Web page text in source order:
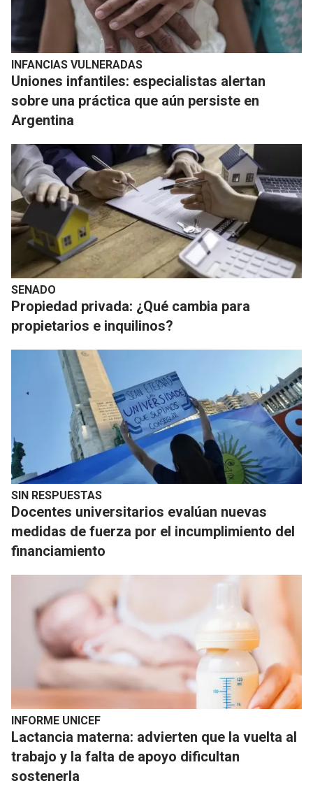
INFANCIAS VULNERADAS
Uniones infantiles: especialistas alertan
sobre una práctica que aún persiste en
Argentina
SENADO
Propiedad privada: ¿Qué cambia para
propietarios e inquilinos?
SIN RESPUESTAS
Docentes universitarios evalúan nuevas
medidas de fuerza por el incumplimiento del
financiamiento
INFORME UNICEF
Lactancia materna: advierten que la vuelta al
trabajo y la falta de apoyo dificultan
sostenerla